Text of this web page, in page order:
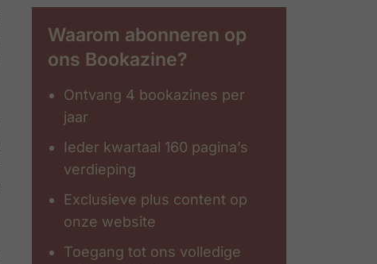
Waarom abonneren op
ons Bookazine?
Ontvang 4 bookazines per
jaar
Ieder kwartaal 160 pagina’s
verdieping
Exclusieve plus content op
onze website
Toegang tot ons volledige